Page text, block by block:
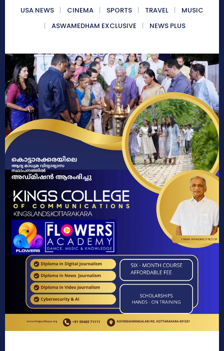
USA NEWS CINEMA SPORTS TRAVEL
MUSIC
ASWAMEDHAM EXCLUSIVE
NEWS PLUS